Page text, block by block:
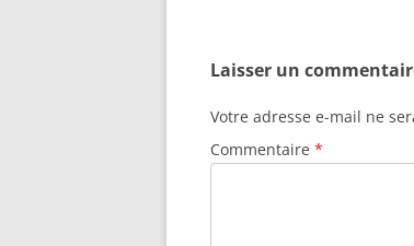
Laisser un
Votre adresse e-mail ne
Commentaire *